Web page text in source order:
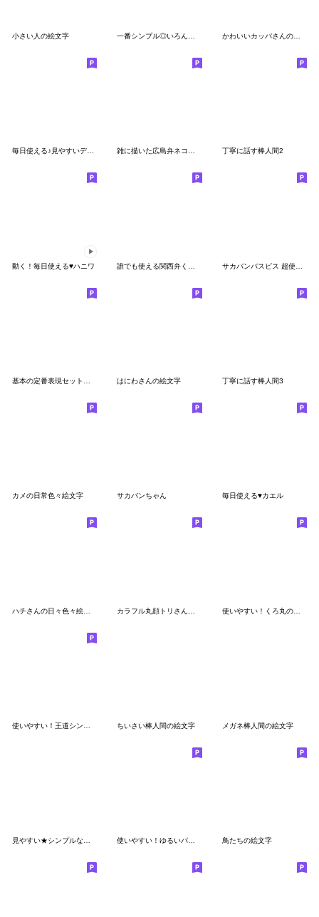
小さい人の絵文字 かわいいカッパさんのパステル絵文字2
毎日使える♪見やすいデカ文字もちエナガ 雑に描いた広島弁ネコの絵文字（通年） 丁寧に話す棒人間2
動く！毎日使える♥ハニワ サカバンバスピス 超使いやすい♡
はにわさんの絵文字 丁寧に話す棒人間3
カメの日常色々絵文字 サカバンちゃん 毎日使える♥カエル
使いやすい！くろ丸の絵文字
ちいさい棒人間の絵文字 メガネ棒人間の絵文字
見やすい★シンプルな敬語絵文字 使いやすい！ゆるいパンダの絵文字 鳥たちの絵文字